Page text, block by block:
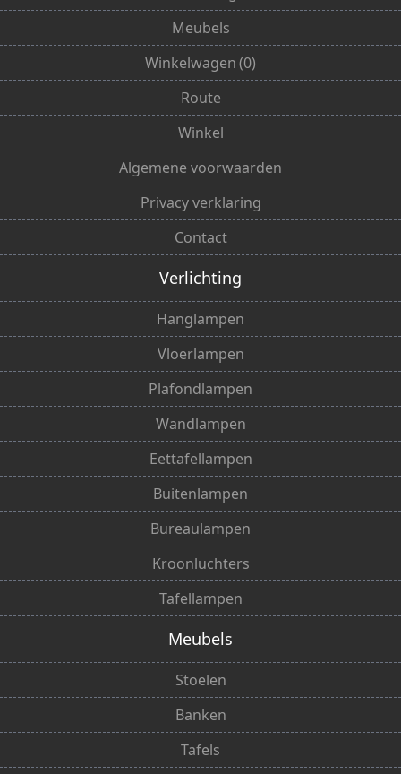
Meubels
Winkelwagen(0)
Route
Winkel
Algemene voorwaarden
Privacy verklaring
Contact
Verlichting
Hanglampen
Vloerlampen
Plafondlampen
Wandlampen
Eettafellampen
Buitenlampen
Bureaulampen
Kroonluchters
Tafellampen
Meubels
Stoelen
Banken
Tafels